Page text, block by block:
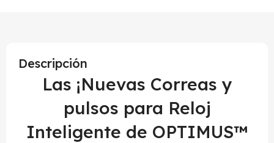
Descripción
Las ¡Nuevas Correas y
pulsos para Reloj
Inteligente de OPTIMUS™